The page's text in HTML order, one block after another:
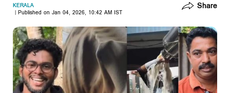
KERALA
Published on Jan 04, 2026, 10:42 AM IST
Share